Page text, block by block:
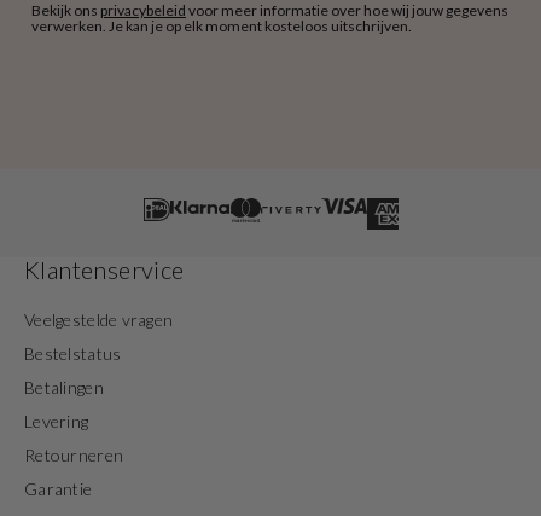
Bekijk ons privacybeleid voor meer informatie over hoe wij jouw gegevens
verwerken. Je kan je op elk moment kosteloos uitschrijven.
Klantenservice
Veelgestelde vragen
Bestelstatus
Betalingen
Levering
Retourneren
Garantie